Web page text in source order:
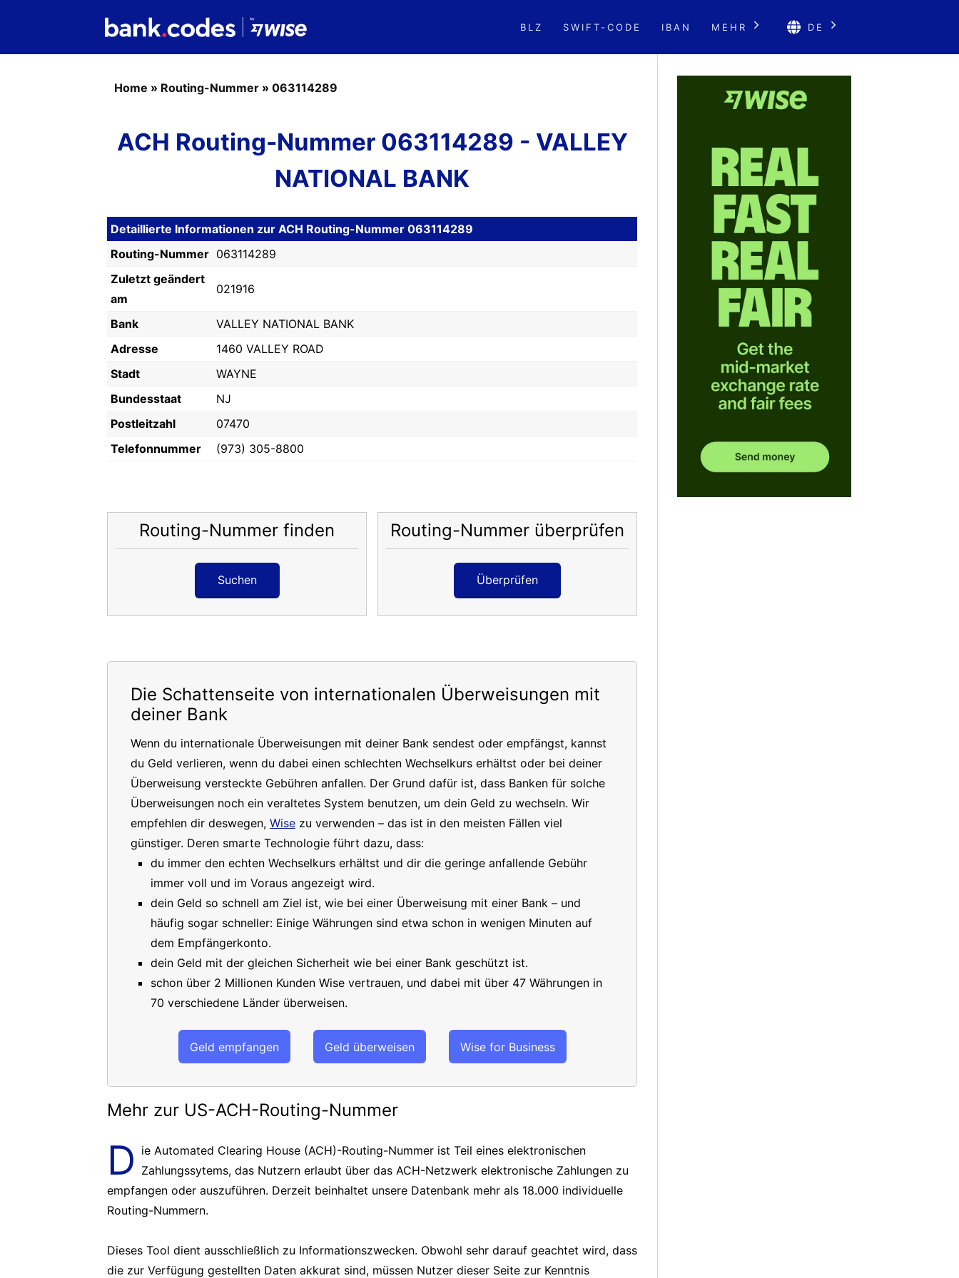
BLZ SWIFT-CODE IBAN MEHR DE
Home » Routing-Nummer » 063114289
ACH Routing-Nummer 063114289 - VALLEY
NATIONAL BANK
Detaillierte Informationen zur ACH Routing-Nummer 063114289
Routing-Nummer 063114289
Zuletzt geändert
am
021916
Bank
VALLEY NATIONAL BANK
Adresse
1460 VALLEY ROAD
Stadt
WAYNE
Bundesstaat
NJ
Postleitzahl
07470
Telefonnummer
(973) 305-8800
Routing-Nummer finden
Suchen
Routing-Nummer überprüfen
Überprüfen
Die Schattenseite von internationalen Überweisungen mit
deiner Bank
Wenn du internationale Überweisungen mit deiner Bank sendest oder empfängst, kannst
du Geld verlieren, wenn du dabei einen schlechten Wechselkurs erhältst oder bei deiner
Überweisung versteckte Gebühren anfallen. Der Grund dafür ist, dass Banken für solche
Überweisungen noch ein veraltetes System benutzen, um dein Geld zu wechseln. Wir
empfehlen dir deswegen, Wise zu verwenden – das ist in den meisten Fällen viel
günstiger. Deren smarte Technologie führt dazu, dass:
du immer den echten Wechselkurs erhältst und dir die geringe anfallende Gebühr
immer voll und im Voraus angezeigt wird.
dein Geld so schnell am Ziel ist, wie bei einer Überweisung mit einer Bank – und
häufig sogar schneller: Einige Währungen sind etwa schon in wenigen Minuten auf
dem Empfängerkonto.
dein Geld mit der gleichen Sicherheit wie bei einer Bank geschützt ist.
schon über 2 Millionen Kunden Wise vertrauen, und dabei mit über 47 Währungen in
70 verschiedene Länder überweisen.
Geld empfangen Geld überweisen Wise for Business
Mehr zur US-ACH-Routing-Nummer
D ie Automated Clearing House (ACH)-Routing-Nummer ist Teil eines elektronischen
Zahlungssytems, das Nutzern erlaubt über das ACH-Netzwerk elektronische Zahlungen zu
empfangen oder auszuführen. Derzeit beinhaltet unsere Datenbank mehr als 18.000 individuelle
Routing-Nummern.
Dieses Tool dient ausschließlich zu Informationszwecken. Obwohl sehr darauf geachtet wird, dass
die zur Verfügung gestellten Daten akkurat sind, müssen Nutzer dieser Seite zur Kenntnis